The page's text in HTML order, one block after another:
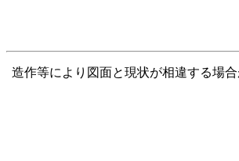
造作等により図面と現状が相違する場